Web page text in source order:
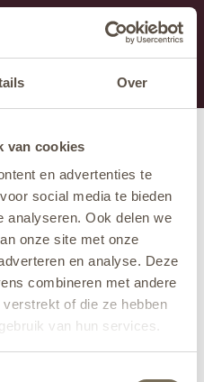
Over
van cookies
en advertenties te
social media te bieden
analyseren. Ook delen we
onze site met onze
en analyse. Deze
combineren met andere
of die ze hebben
van hun services.
in onderhoud.
ons bellen +31 413 274